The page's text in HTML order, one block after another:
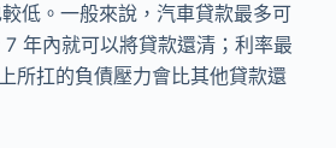
低。一般來說，汽車貸款最多可
年內就可以將貸款還清；利率最
所扛的負債壓力會比其他貸款還